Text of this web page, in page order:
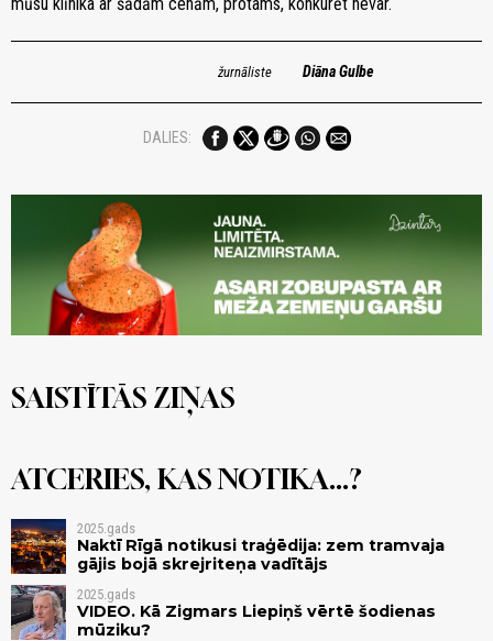
Diāna Gulbe
žurnāliste
DALIES:
SAISTĪTĀS ZIŅAS
ATCERIES, KAS NOTIKA...?
2025.gads
Naktī Rīgā notikusi traģēdija: zem tramvaja
gājis bojā skrejriteņa vadītājs
2025.gads
VIDEO. Kā Zigmars Liepiņš vērtē šodienas
mūziku?